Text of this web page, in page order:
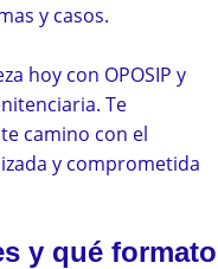
y casos.
hoy con OPOSIP y
Te
camino con el
y comprometida
y qué formato